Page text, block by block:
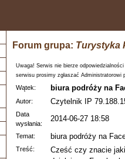
Forum grupa: Turystyka
Uwaga! Serwis nie bierze
serwisu prosimy zgłaszać Administratorowi
Wątek: biura podróży na
Autor: Czytelnik IP
Data
wysłania:
2014-06-27 18:58
Temat: biura podróży na
Treść:
Cześć czy znacie